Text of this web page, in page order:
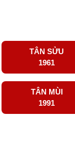
TÂN SỬU
1961
TÂN MÙI
1991